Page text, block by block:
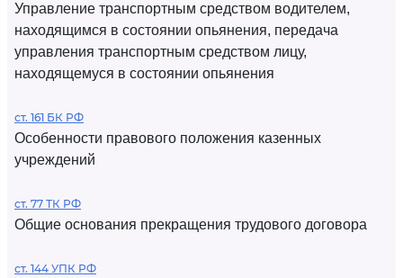
Управление транспортным средством водителем,
находящимся в состоянии опьянения, передача
управления транспортным средством лицу,
находящемуся в состоянии опьянения
ст. 161 БК РФ
Особенности правового положения казенных
учреждений
ст. 77 ТК РФ
Общие основания прекращения трудового договора
ст. 144 УПК РФ